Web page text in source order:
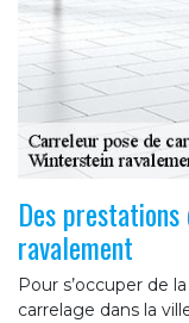
Des
ravalement
Pour s’occuper de
carrelage dans la